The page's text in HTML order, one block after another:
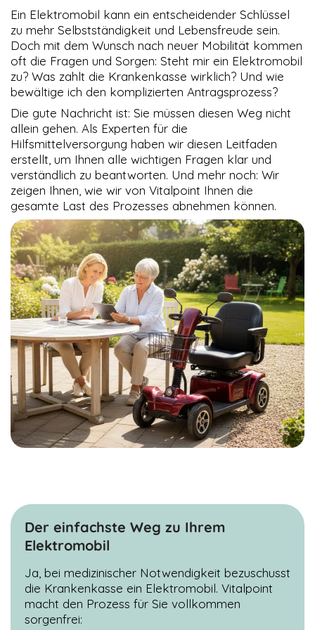
Ein Elektromobil kann ein entscheidender Schlüssel
zu mehr Selbstständigkeit und Lebensfreude sein.
Doch mit dem Wunsch nach neuer Mobilität kommen
oft die Fragen und Sorgen: Steht mir ein Elektromobil
zu? Was zahlt die Krankenkasse wirklich? Und wie
bewältige ich den komplizierten Antragsprozess?
Die gute Nachricht ist: Sie müssen diesen Weg nicht
allein gehen. Als Experten für die
Hilfsmittelversorgung haben wir diesen Leitfaden
erstellt, um Ihnen alle wichtigen Fragen klar und
verständlich zu beantworten. Und mehr noch: Wir
zeigen Ihnen, wie wir von Vitalpoint Ihnen die
gesamte Last des Prozesses abnehmen können.
Der einfachste Weg zu Ihrem
Elektromobil
Ja, bei medizinischer Notwendigkeit bezuschusst
die Krankenkasse ein Elektromobil. Vitalpoint
macht den Prozess für Sie vollkommen
sorgenfrei:
Youtube sind nur
mit Zustimmung
sichtbar.
TRACKING &
COOKIES
Tracking-
Cookies sind
in Ihrem
Browser
abgelegte
Textdateien,
die Daten über
den Benutzer
und seinen
verwendeten
Browser
aufzeichnen
können, z. B.
die Aktionen
auf einer
Webseite,
Surfaktivitäten,
geografischer
Standort, usw.
Diese helfen
uns gewisse
Optimierungen
der Website
anzupassen
und Werbung
auszuspielen.